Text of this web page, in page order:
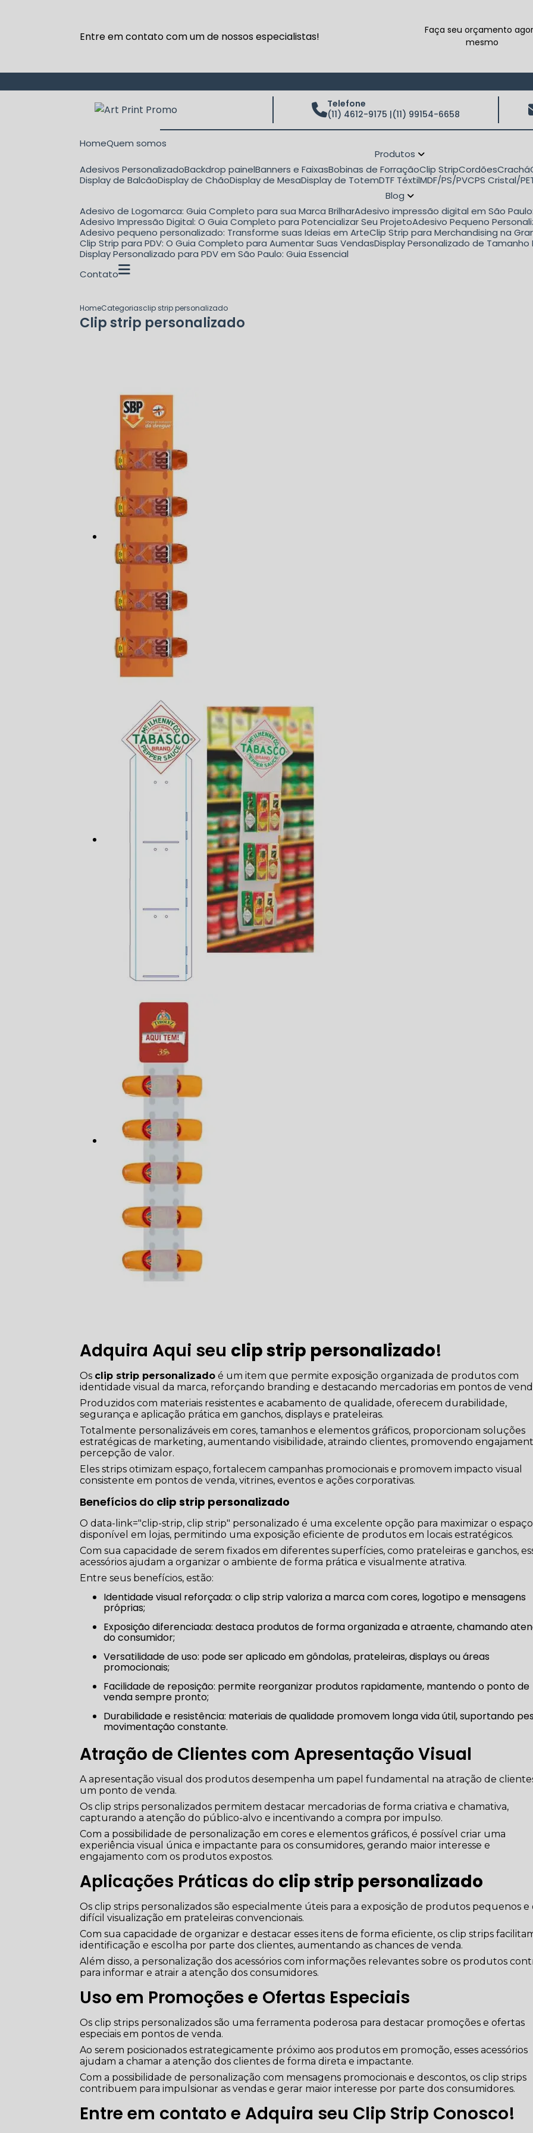
Entre em contato com um de nossos especialistas!
Faça seu orçamento
mesmo
Telefone
(11) 4612-9175 |(11) 99154-6658
Home Quem somos
Produtos
Adesivos Personalizado Backdrop painel Banners e Faixas Bobinas de Forração Clip Strip Cordões Crachá
Display de Balcão Display de Chão Display de Mesa Display de Totem DTF Téxtil MDF/PS/PVC PS Cristal/
Blog
Adesivo de Logomarca: Guia Completo para sua Marca Brilhar Adesivo impressão digital em São
Adesivo Impressão Digital: O Guia Completo para Potencializar Seu Projeto Adesivo Pequeno
Adesivo pequeno personalizado: Transforme suas Ideias em Arte Clip Strip para Merchandising na
Clip Strip para PDV: O Guia Completo para Aumentar Suas Vendas Display Personalizado de
Display Personalizado para PDV em São Paulo: Guia Essencial
Contato
HomeCategoriasclip strip personalizado
Clip strip personalizado
Adquira Aqui seu clip strip personalizado!
Os clip strip personalizado é um item que permite exposição organizada de produtos com
identidade visual da marca, reforçando branding e destacando mercadorias em pontos de
Produzidos com materiais resistentes e acabamento de qualidade, oferecem durabilidade,
segurança e aplicação prática em ganchos, displays e prateleiras.
Totalmente personalizáveis em cores, tamanhos e elementos gráficos, proporcionam soluções
estratégicas de marketing, aumentando visibilidade, atraindo clientes, promovendo
percepção de valor.
Eles strips otimizam espaço, fortalecem campanhas promocionais e promovem impacto visual
consistente em pontos de venda, vitrines, eventos e ações corporativas.
Benefícios do clip strip personalizado
O data-link="clip-strip, clip strip" personalizado é uma excelente opção para maximizar o espaço
disponível em lojas, permitindo uma exposição eficiente de produtos em locais estratégicos.
Com sua capacidade de serem fixados em diferentes superfícies, como prateleiras e ganchos,
acessórios ajudam a organizar o ambiente de forma prática e visualmente atrativa.
Entre seus benefícios, estão:
Identidade visual reforçada: o clip strip valoriza a marca com cores, logotipo e mensagens
próprias;
Exposição diferenciada: destaca produtos de forma organizada e atraente, chamando atenção
do consumidor;
Versatilidade de uso: pode ser aplicado em gôndolas, prateleiras, displays ou áreas
promocionais;
Facilidade de reposição: permite reorganizar produtos rapidamente, mantendo o ponto de
venda sempre pronto;
Durabilidade e resistência: materiais de qualidade promovem longa vida útil, suportando peso e
movimentação constante.
Atração de Clientes com Apresentação Visual
A apresentação visual dos produtos desempenha um papel fundamental na atração de
um ponto de venda.
Os clip strips personalizados permitem destacar mercadorias de forma criativa e chamativa,
capturando a atenção do público-alvo e incentivando a compra por impulso.
Com a possibilidade de personalização em cores e elementos gráficos, é possível criar uma
experiência visual única e impactante para os consumidores, gerando maior interesse e
engajamento com os produtos expostos.
Aplicações Práticas do clip strip personalizado
Os clip strips personalizados são especialmente úteis para a exposição de produtos pequenos e
difícil visualização em prateleiras convencionais.
Com sua capacidade de organizar e destacar esses itens de forma eficiente, os clip strips
identificação e escolha por parte dos clientes, aumentando as chances de venda.
Além disso, a personalização dos acessórios com informações relevantes sobre os produtos
para informar e atrair a atenção dos consumidores.
Uso em Promoções e Ofertas Especiais
Os clip strips personalizados são uma ferramenta poderosa para destacar promoções e ofertas
especiais em pontos de venda.
Ao serem posicionados estrategicamente próximo aos produtos em promoção, esses acessórios
ajudam a chamar a atenção dos clientes de forma direta e impactante.
Com a possibilidade de personalização com mensagens promocionais e descontos, os clip strips
contribuem para impulsionar as vendas e gerar maior interesse por parte dos consumidores.
Entre em contato e Adquira seu Clip Strip Conosco!